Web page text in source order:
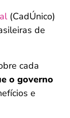
(CadÚnico)
de
cada
o governo
e